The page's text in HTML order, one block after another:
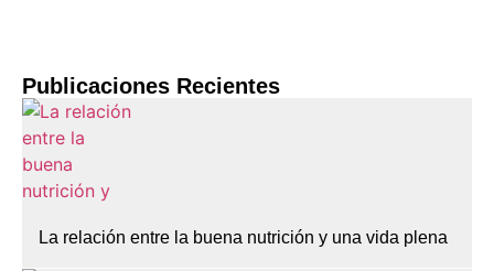
Publicaciones Recientes
La relación entre la buena nutrición y una vida plena